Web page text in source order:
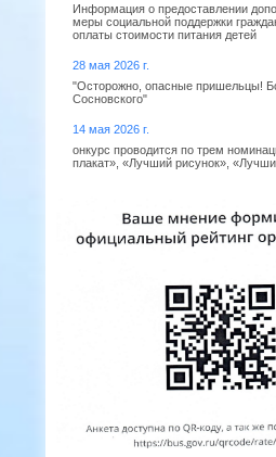
Информация о предоставлении
меры социальной поддержки
оплаты стоимости питания детей
28 мая 2026 г.
"Осторожно, опасные пришельцы!
Сосновского"
14 мая 2026 г.
онкурс проводится по трем
плакат», «Лучший рисунок»,